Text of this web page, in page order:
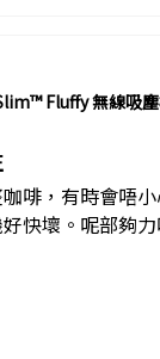
Fluffy 無線吸
啡，有時會唔
快壞。呢部夠力